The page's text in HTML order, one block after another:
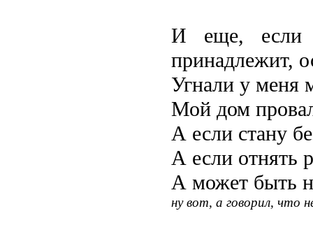
И еще, если
принадлежит,
Угнали у меня
Мой дом
А если стану
А если отнять
А может быть
ну вот, а говорил, что